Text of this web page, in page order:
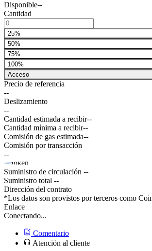
Disponible--
Cantidad
25%
50%
75%
100%
Acceso
Precio de referencia
--
Deslizamiento
--
Cantidad estimada a recibir--
Cantidad mínima a recibir--
Comisión de gas estimada--
Comisión por transacción
--
Suministro de circulación --
Suministro total --
Dirección del contrato
*Los datos son provistos por terceros como
Enlace
Conectando...
Comentario
Atención al cliente